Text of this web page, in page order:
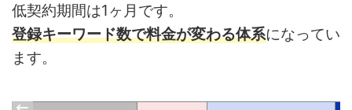
低契約期間は1ヶ月です。
登録キーワード数で料金が変わる体系になってい
ます。